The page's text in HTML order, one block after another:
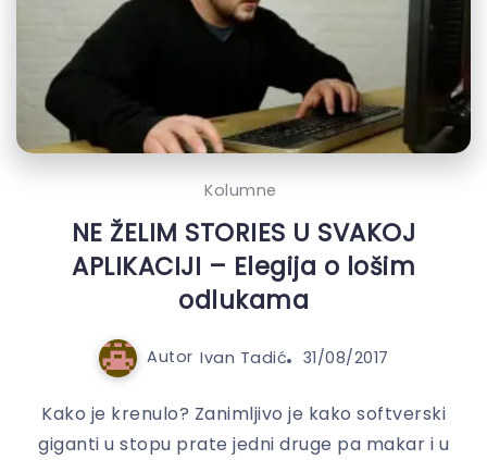
Kolumne
NE ŽELIM STORIES U SVAKOJ
APLIKACIJI – Elegija o lošim
odlukama
Autor Ivan Tadić 31/08/2017
Kako je krenulo? Zanimljivo je kako softverski
giganti u stopu prate jedni druge pa makar i u